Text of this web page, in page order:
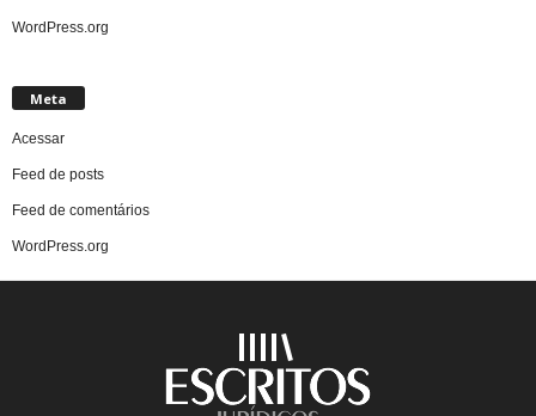
WordPress.org
Meta
Acessar
Feed de posts
Feed de comentários
WordPress.org